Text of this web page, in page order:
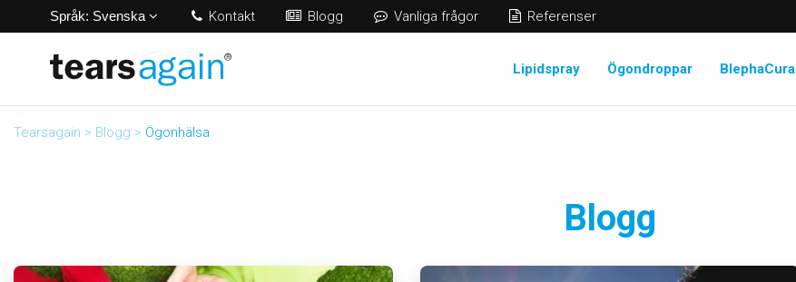
Språk: Svenska Kontakt Blogg Vanliga frågor Referenser
Lipidspray Ögondroppar BlephaCura
Tearsagain > Blogg > Ögonhälsa
Blogg